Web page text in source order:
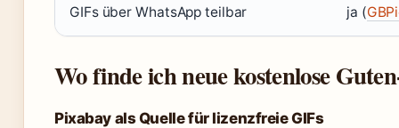
GIFs über WhatsApp teilbar ja (
Wo finde ich neue kostenlose
Pixabay als Quelle für lizenzfreie GIFs